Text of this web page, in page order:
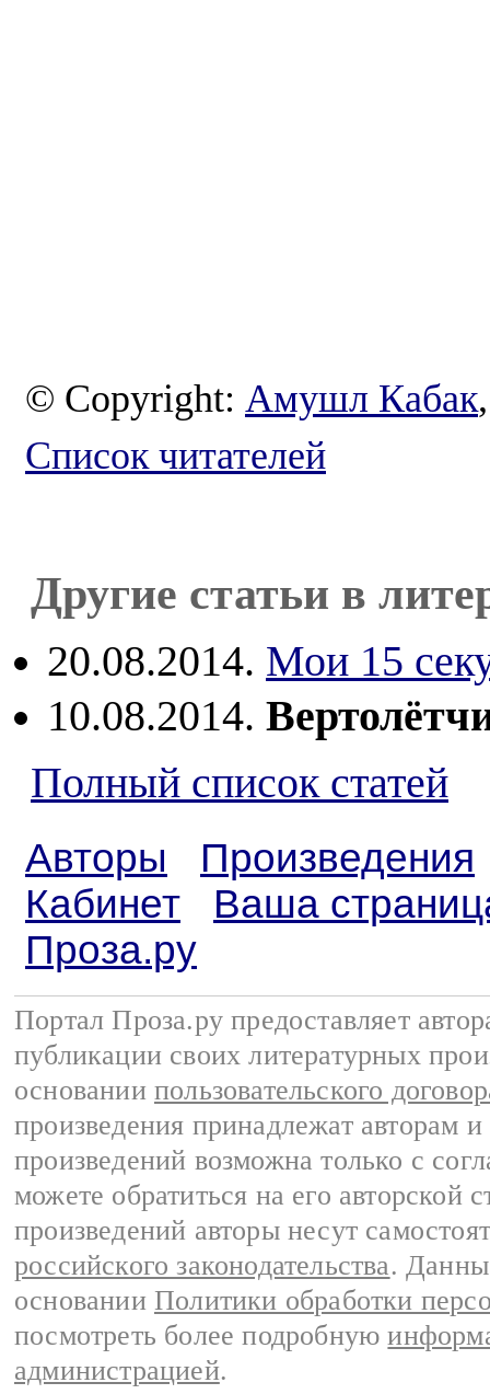
© Copyright: Амушл Кабак
Список читателей
Другие статьи в
20.08.2014. Мои 15
10.08.2014.
Полный список статей
Авторы
Произведения
Кабинет
Ваша
Проза.ру
Портал Проза.ру предоставляет
публикации своих литературных
основании пользовательского
произведения принадлежат авторам
произведений возможна только с
можете обратиться на его авторской
произведений авторы несут
российского законодательства.
основании Политики обработки
посмотреть более подробную
администрацией.